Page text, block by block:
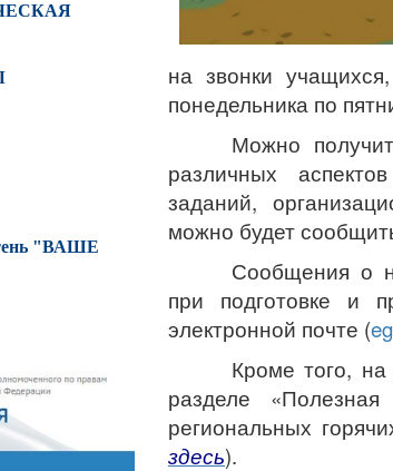
"ВАШЕ
на звонки
понедельника по
Можно
различных
заданий,
можно будет
Сообщения о
при подготовке и
электронной почте (
Кроме того, на
разделе
региональных
здесь).